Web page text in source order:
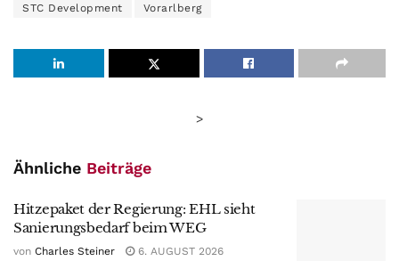
STC Development Vorarlberg
>
Ähnliche Beiträge
Hitzepaket der Regierung: EHL sieht
Sanierungsbedarf beim WEG
von Charles Steiner 6. AUGUST 2026